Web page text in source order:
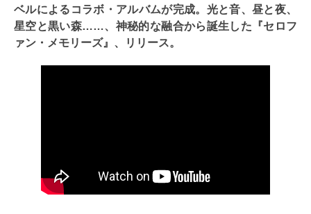
ベルによるコラボ・アルバムが完成。光と音、昼と夜、
星空と黒い森……、神秘的な融合から誕生した『セロフ
ァン・メモリーズ』、リリース。